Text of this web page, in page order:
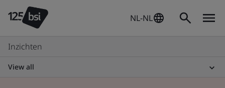
NL-NL
Inzichten
View all